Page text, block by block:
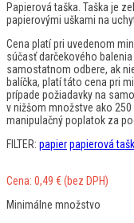
Papierová taška. Taška je
papierovými uškami na
Cena platí pri uvedenom
súčasť darčekového
samostatnom odbere, ak
balíčka, platí táto cena pri
prípade požiadavky na
v nižšom množstve ako
manipulačný poplatok za
FILTER: papierpapierová
Cena: 0,49 €(bez DPH)
Minimálne množstvo